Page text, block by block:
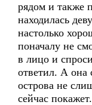
рядом и также
находилась
настолько
поначалу не
в лицо и
ответил. А она
острова не
сейчас покажет.